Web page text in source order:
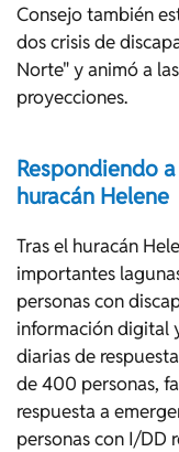
Consejo también
dos crisis de
Norte" y animó a
proyecciones.
Respondiendo
huracán Helene
Tras el huracán
importantes
personas con
información digital
diarias de
de 400 personas,
respuesta a
personas con I/DD